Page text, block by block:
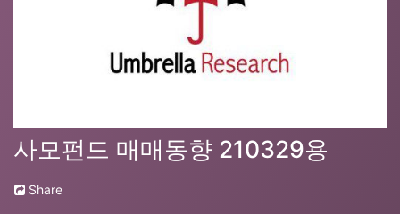
사모펀드 매매동향 210329용
Share